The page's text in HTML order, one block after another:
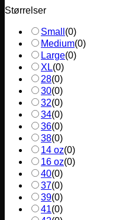
Størrelser
Small (0)
Medium(0)
Large(0)
XL(0)
28(0)
30(0)
32(0)
34(0)
36(0)
38(0)
14 oz(0)
16 oz(0)
40(0)
37(0)
39(0)
41(0)